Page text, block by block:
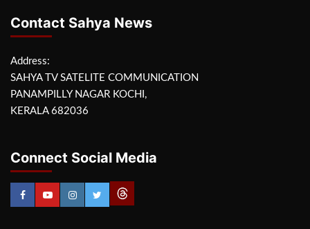
Contact Sahya News
Address:
SAHYA TV SATELITE COMMUNICATION
PANAMPILLY NAGAR KOCHI,
KERALA 682036
Connect Social Media